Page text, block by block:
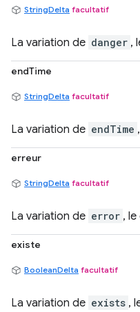
StringDelta facultatif
La variation de danger ,
endTime
StringDelta facultatif
La variation de endTime
erreur
StringDelta facultatif
La variation de error ,
existe
BooleanDelta facultatif
La variation de exists ,